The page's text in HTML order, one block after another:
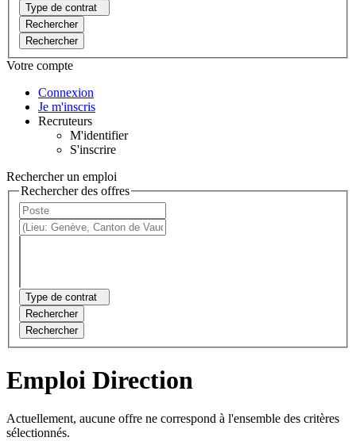
Type de contrat
Rechercher
Rechercher
Votre compte
Connexion
Je m'inscris
Recruteurs
M'identifier
S'inscrire
Rechercher un emploi
Rechercher des offres
Type de contrat
Rechercher
Rechercher
Emploi Direction
Actuellement, aucune offre ne correspond à l'ensemble des critères
sélectionnés.